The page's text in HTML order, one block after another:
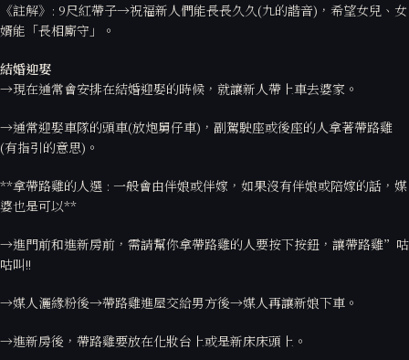
《註解》: 9尺紅帶子→祝福新人們能長長久久(九的諧音)，希望女兒、女
婿能「長相廝守」。
結婚迎娶
→現在通常會安排在結婚迎娶的時候，就讓新人帶上車去婆家。
→通常迎娶車隊的頭車(放炮舅仔車)，副駕駛座或後座的人拿著帶路雞
(有指引的意思)。
**拿帶路雞的人選 : 一般會由伴娘或伴嫁，如果沒有伴娘或陪嫁的話，媒
婆也是可以**
→進門前和進新房前，需請幫你拿帶路雞的人要按下按鈕，讓帶路雞”咕
咕叫!!
→媒人灑緣粉後→帶路雞進屋交給男方後→媒人再讓新娘下車。
→進新房後，帶路雞要放在化妝台上或是新床床頭上。